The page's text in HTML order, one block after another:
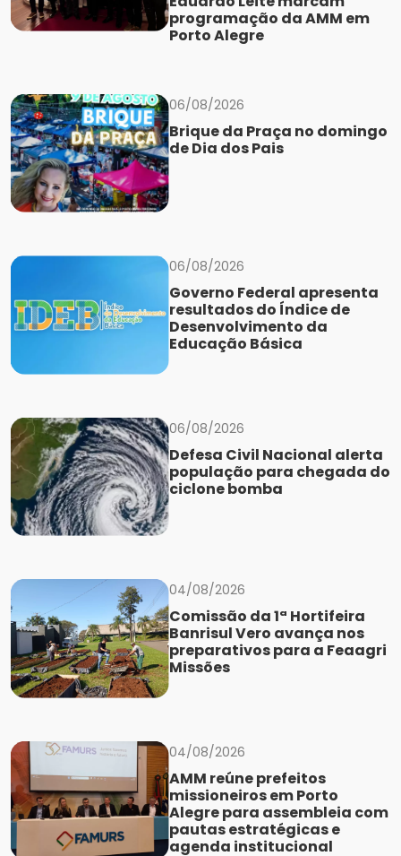
programação da AMM em
Porto Alegre
06/08/2026
Brique da Praça no domingo
de Dia dos Pais
06/08/2026
Governo Federal apresenta
resultados do Índice de
Desenvolvimento da
Educação Básica
06/08/2026
Defesa Civil Nacional alerta
população para chegada do
ciclone bomba
04/08/2026
Comissão da 1ª Hortifeira
Banrisul Vero avança nos
preparativos para a Feaagri
Missões
04/08/2026
AMM reúne prefeitos
missioneiros em Porto
Alegre para assembleia com
pautas estratégicas e
agenda institucional